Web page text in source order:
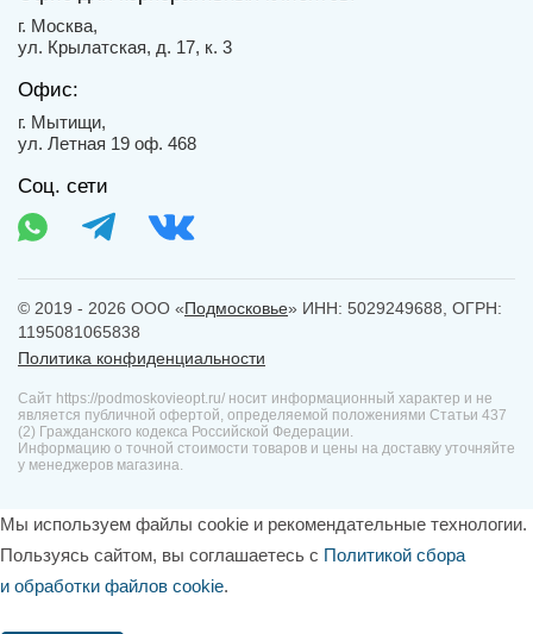
г. Москва,
ул. Крылатская, д. 17, к. 3
Офис:
г. Мытищи,
ул. Летная 19 оф. 468
Соц. сети
© 2019 - 2026 ООО «Подмосковье» ИНН: 5029249688, ОГРН:
1195081065838
Политика конфиденциальности
Сайт https://podmoskovieopt.ru/ носит информационный характер и не
является публичной офертой, определяемой положениями Статьи 437
(2) Гражданского кодекса Российской Федерации.
Информацию о точной стоимости товаров и цены на доставку уточняйте
у менеджеров магазина.
Мы используем файлы cookie и рекомендательные технологии.
Пользуясь сайтом, вы соглашаетесь с Политикой сбора
и обработки файлов cookie.